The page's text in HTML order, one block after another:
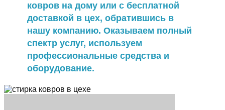
ковров на дому или с бесплатной
доставкой в цех, обратившись в
нашу компанию. Оказываем полный
спектр услуг, используем
профессиональные средства и
оборудование.